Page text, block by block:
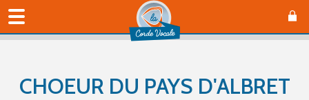
CHOEUR DU PAYS D'ALBRET